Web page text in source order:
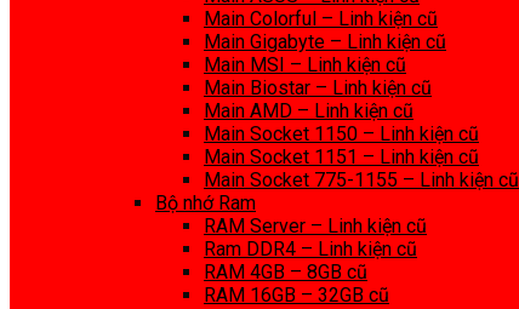
Main Colorful – Linh kiện cũ
Main Gigabyte – Linh kiện cũ
Main MSI – Linh kiện cũ
Main Biostar – Linh kiện cũ
Main AMD – Linh kiện cũ
Main Socket 1150 – Linh kiện cũ
Main Socket 1151 – Linh kiện cũ
Main Socket 775-1155 – Linh kiện cũ
Bộ nhớ Ram
RAM Server – Linh kiện cũ
Ram DDR4 – Linh kiện cũ
RAM 4GB – 8GB cũ
RAM 16GB – 32GB cũ